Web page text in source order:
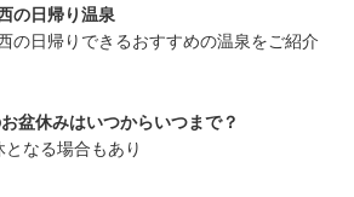
の日帰り温泉
の日帰りできるおすすめの温泉をご紹介
盆休みはいつからいつまで？
なる場合もあり